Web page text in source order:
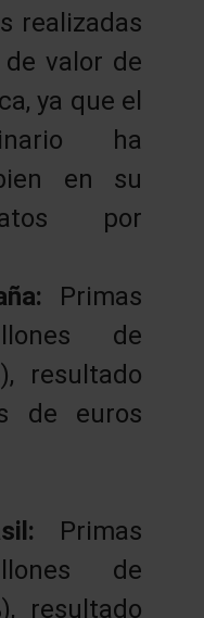
realizadas
valor de
ya que el
ha
en su
por
Primas
de
resultado
de euros
Primas
de
resultado